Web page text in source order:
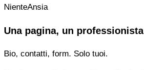
NienteAnsia
Una pagina, un professionista
Bio, contatti, form. Solo tuoi.